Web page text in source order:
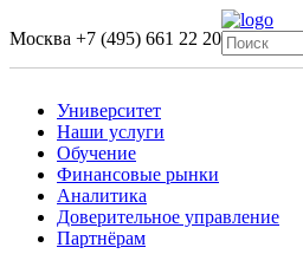
Москва +7 (495) 661 22 20
Университет
Наши услуги
Обучение
Финансовые рынки
Аналитика
Доверительное управление
Партнёрам